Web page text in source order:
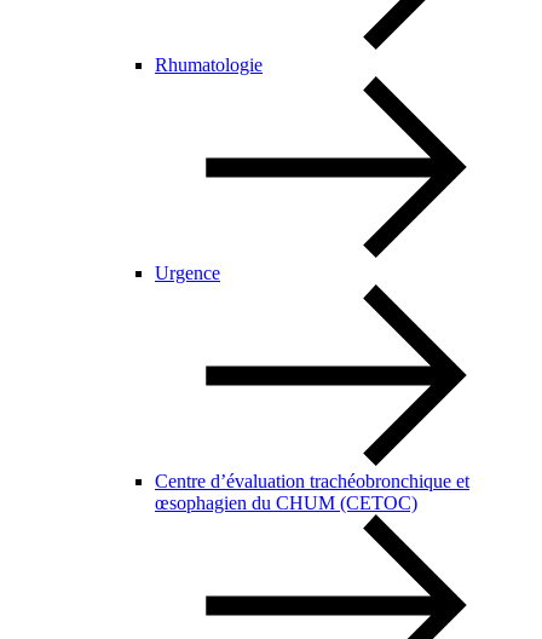
Rhumatologie
Urgence
Centre d’évaluation trachéobronchique et
œsophagien du CHUM (CETOC)